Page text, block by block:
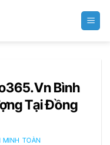
Bình
Tại Đồng
MINH TOÀN